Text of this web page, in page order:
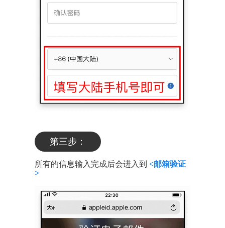
第三步：
所有的信息输入完成后会进入到<邮箱验证
>